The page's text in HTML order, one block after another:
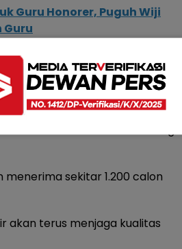
Guru Honorer, Puguh Wiji
program studi dengan jumlah
manajemen, akuntansi,
akan menerima ini kurang
menerima sekitar 1.200 calon
akan terus menjaga kualitas